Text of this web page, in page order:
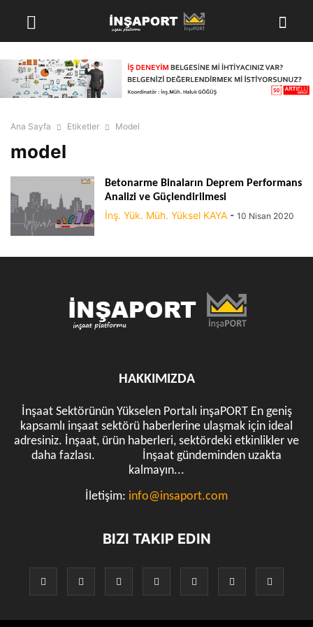
Ana Sayfa Etiketler Model
model
Betonarme Binaların Deprem Performans
Analizi ve Güçlendirilmesi
İnş. Yük. Müh. Yüksel KAYA - 10 Nisan 2020
HAKKIMIZDA
İnşaat Sektörünün Yükselen Portalı inşaPORT En geniş
kapsamlı inşaat sektörü haberlerine ulaşmak için ideal
adresiniz. İnşaat, ürün haberleri, sektördeki etkinlikler ve
daha fazlası. İnşaat gündeminden uzakta
kalmayın...
İletişim: info@insaport.com
BIZI TAKIP EDIN